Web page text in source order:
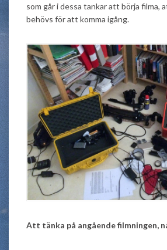
som går i dessa tankar att börja filma,
behövs för att komma igång.
Att tänka på angående filmningen,